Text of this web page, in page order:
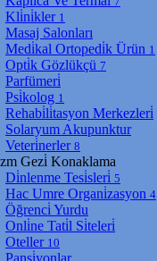
Kli̇ni̇kler 1
Masaj Salonları
Medi̇kal Ortopedi̇k Ürün 1
Opti̇k Gözlükçü 7
Parfümeri̇
Psi̇kolog 1
Rehabi̇li̇tasyon Merkezleri̇
Solaryum Akupunktur
Veteri̇nerler 8
Gezi̇ Konaklama
Di̇nlenme Tesi̇sleri̇ 5
Hac Umre Organi̇zasyon 4
Öğrenci̇ Yurdu
Onli̇ne Tati̇l Si̇teleri̇
Oteller 10
Pansi̇yonlar